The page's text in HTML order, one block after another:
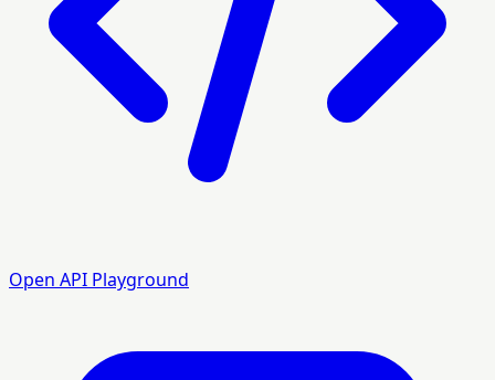
Open API Playground